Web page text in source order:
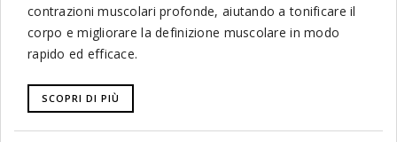
contrazioni muscolari profonde, aiutando a tonificare il
corpo e migliorare la definizione muscolare in modo
rapido ed efficace.
SCOPRI DI PIÙ